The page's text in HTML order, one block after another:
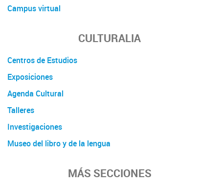
Campus virtual
CULTURALIA
Centros de Estudios
Exposiciones
Agenda Cultural
Talleres
Investigaciones
Museo del libro y de la lengua
MÁS SECCIONES